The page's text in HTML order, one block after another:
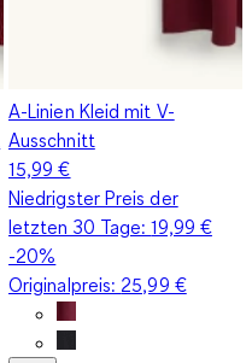
A-Linien Kleid mit V-
Ausschnitt
15,99 €
Niedrigster Preis der
letzten 30 Tage:19,99 €
-20%
Originalpreis: 25,99 €